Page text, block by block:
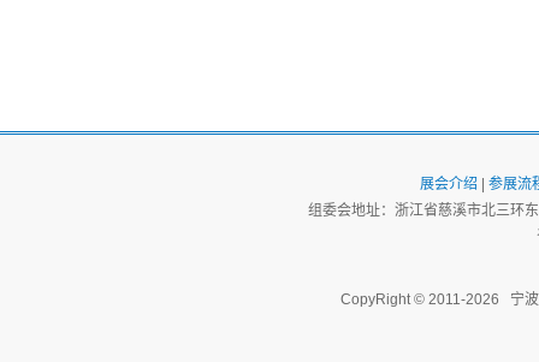
展会介绍
参展流
组委会地址：浙江省慈溪市北三环
CopyRight © 2011-2026 宁